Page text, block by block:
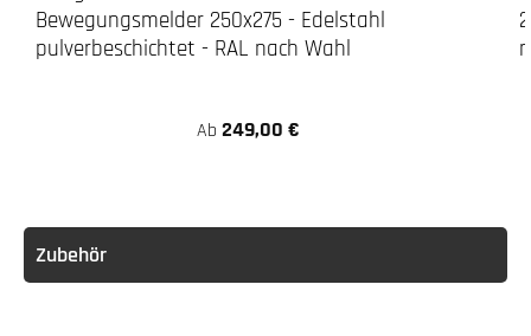
Bewegungsmelder 250x275 - Edelstahl
pulverbeschichtet - RAL nach Wahl
Ab 249,00 €
Zubehör